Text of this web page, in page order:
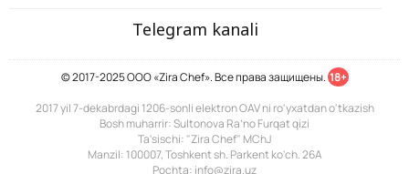
Telegram kanali
© 2017-2025 ООО «Zira Chef». Все права защищены. 18+
2017 yil 7-dekabrdagi 1206-sonli elektron OAV ni ro'yxatdan o'tkazish
Bosh muharrir: Sultonova Ra’no Furqat qizi
Ta'sischi: "Zira Chef" MChJ
Manzil: 100007, Toshkent sh. Parkent ko'ch. 26A
Pochta: info@zira.uz